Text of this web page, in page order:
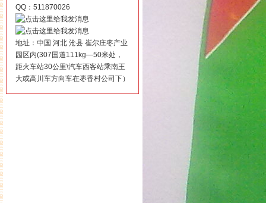
QQ：511870026
地址：中国 河北 沧县 崔尔庄枣产业
园区内(307国道111kg—50米处，
距火车站30公里\汽车西客站乘南王
大或高川车方向车在枣香村公司下）